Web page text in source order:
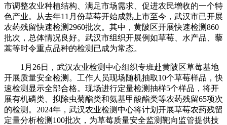
市调整农业种植结构、满足市场需求、促进农民增收的一个特
色产业。从去年11月份草莓开始成熟上市至今，武汉市已开展
农药残留快速检测2960批次。其中，黄陂区开展快速检测860
批次，总体情况良好。武汉市组织开展例如草莓、水产品、藜
蒿等时令重点品种的检测已成为常态。
1月26日，武汉农业检测中心组织专班赴黄陂区草莓基地
开展质量安全检测。工作人员现场随机抽取10个草莓样品，快
速检测显示全部合格。现场进行定量检测抽样5个样品，将开
展有机磷类、拟除虫菊酯类和氨基甲酸酯类等农药残留65项次
的检测。2024年，武汉农业检测中心将计划开展草莓农药残留
定量分析检测100批次，为草莓质量安全监测靶向监管提供技